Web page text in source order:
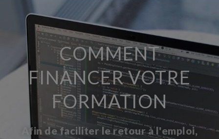
COMMENT
FINANCER VOTRE
FORMATION
Afin de faciliter le retour à l'emploi,